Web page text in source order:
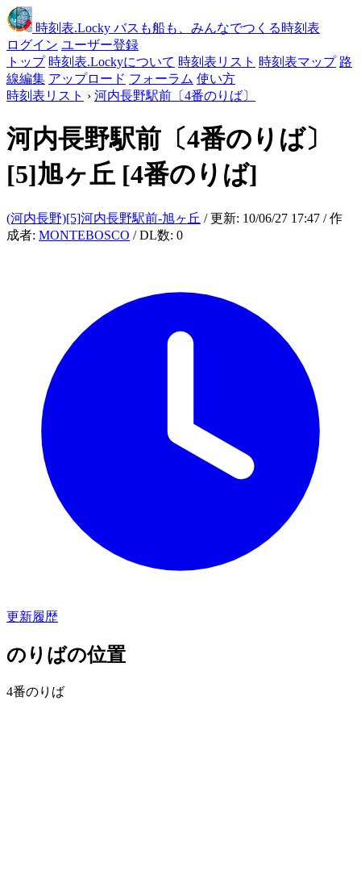
時刻表.Locky バスも船も、みんなでつくる時刻表
ログイン ユーザー登録
トップ 時刻表.Lockyについて 時刻表リスト 時刻表マップ 路
線編集 アップロード フォーラム 使い方
時刻表リスト › 河内長野駅前〔4番のりば〕
河内長野駅前〔4番のりば〕
[5]旭ヶ丘 [4番のりば]
(河内長野)[5]河内長野駅前-旭ヶ丘 / 更新: 10/06/27 17:47 / 作
成者: MONTEBOSCO / DL数: 0
更新履歴
のりばの位置
4番のりば